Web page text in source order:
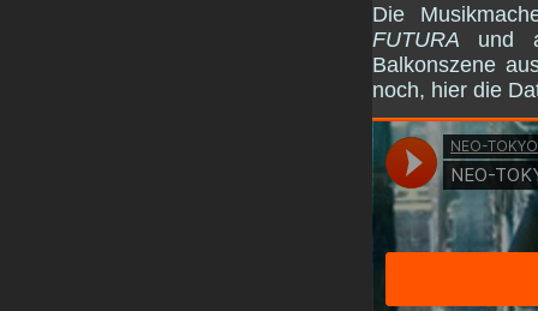
Die
FUTURA und
Balkonszene
noch, hier die